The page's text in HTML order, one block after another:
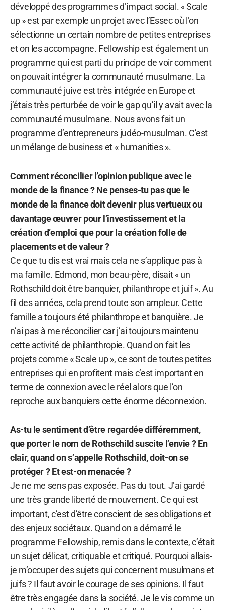
développé des programmes d’impact social. « Scale
up » est par exemple un projet avec l’Essec où l’on
sélectionne un certain nombre de petites entreprises
et on les accompagne. Fellowship est également un
programme qui est parti du principe de voir comment
on pouvait intégrer la communauté musulmane. La
communauté juive est très intégrée en Europe et
j’étais très perturbée de voir le gap qu’il y avait avec la
communauté musulmane. Nous avons fait un
programme d’entrepreneurs judéo-musulman. C’est
un mélange de business et « humanities ».
Comment réconcilier l’opinion publique avec le
monde de la finance ? Ne penses-tu pas que le
monde de la finance doit devenir plus vertueux ou
davantage œuvrer pour l’investissement et la
création d’emploi que pour la création folle de
placements et de valeur ?
Ce que tu dis est vrai mais cela ne s’applique pas à
ma famille. Edmond, mon beau-père, disait « un
Rothschild doit être banquier, philanthrope et juif ». Au
fil des années, cela prend toute son ampleur. Cette
famille a toujours été philanthrope et banquière. Je
n’ai pas à me réconcilier car j’ai toujours maintenu
cette activité de philanthropie. Quand on fait les
projets comme « Scale up », ce sont de toutes petites
entreprises qui en profitent mais c’est important en
terme de connexion avec le réel alors que l’on
reproche aux banquiers cette énorme déconnexion.
As-tu le sentiment d’être regardée différemment,
que porter le nom de Rothschild suscite l’envie ? En
clair, quand on s’appelle Rothschild, doit-on se
protéger ? Et est-on menacée ?
Je ne me sens pas exposée. Pas du tout. J’ai gardé
une très grande liberté de mouvement. Ce qui est
important, c’est d’être conscient de ses obligations et
des enjeux sociétaux. Quand on a démarré le
programme Fellowship, remis dans le contexte, c’était
un sujet délicat, critiquable et critiqué. Pourquoi allais-
je m’occuper des sujets qui concernent musulmans et
juifs ? Il faut avoir le courage de ses opinions. Il faut
être très engagée dans la société. Je le vis comme un